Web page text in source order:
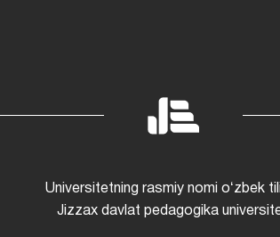
Universitetning rasmiy nomi oʻzbek
Jizzax davlat pedagogika